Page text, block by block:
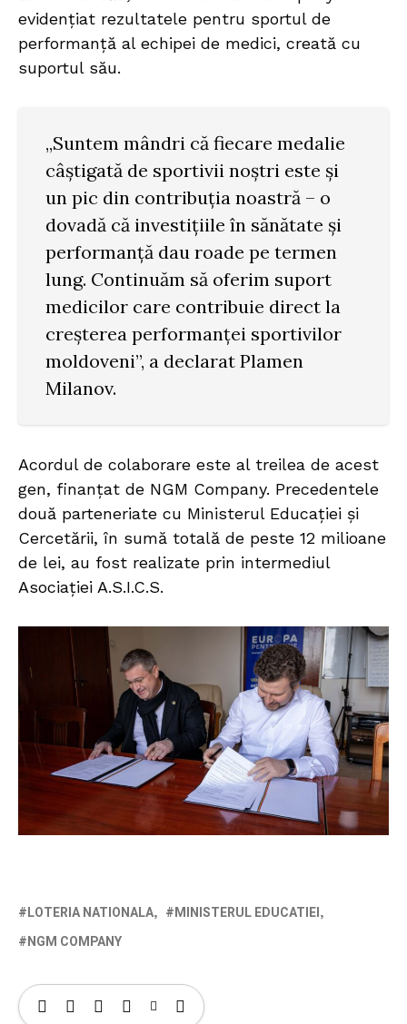
evidențiat rezultatele pentru sportul de
performanță al echipei de medici, creată cu
suportul său.
„Suntem mândri că fiecare medalie
câștigată de sportivii noștri este și
un pic din contribuția noastră – o
dovadă că investițiile în sănătate și
performanță dau roade pe termen
lung. Continuăm să oferim suport
medicilor care contribuie direct la
creșterea performanței sportivilor
moldoveni”, a declarat Plamen
Milanov.
Acordul de colaborare este al treilea de acest
gen, finanțat de NGM Company. Precedentele
două parteneriate cu Ministerul Educației și
Cercetării, în sumă totală de peste 12 milioane
de lei, au fost realizate prin intermediul
Asociației A.S.I.C.S.
LOTERIA NATIONALA
MINISTERUL EDUCATIEI
NGM COMPANY